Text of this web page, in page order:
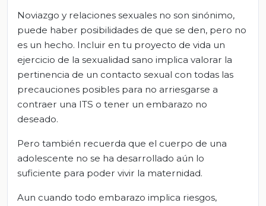
Noviazgo y relaciones sexuales no son sinónimo,
puede haber posibilidades de que se den, pero no
es un hecho. Incluir en tu proyecto de vida un
ejercicio de la sexualidad sano implica valorar la
pertinencia de un contacto sexual con todas las
precauciones posibles para no arriesgarse a
contraer una ITS o tener un embarazo no
deseado.
Pero también recuerda que el cuerpo de una
adolescente no se ha desarrollado aún lo
suficiente para poder vivir la maternidad.
Aun cuando todo embarazo implica riesgos,